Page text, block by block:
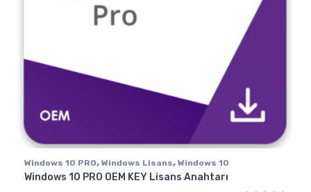
Windows 10 PRO, Windows Lisans, Windows 10
Windows 10 PRO OEM KEY Lisans Anahtarı